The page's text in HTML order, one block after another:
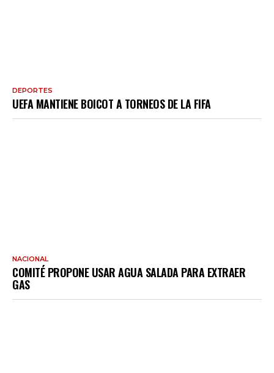
DEPORTES
UEFA MANTIENE BOICOT A TORNEOS DE LA FIFA
NACIONAL
COMITÉ PROPONE USAR AGUA SALADA PARA EXTRAER
GAS